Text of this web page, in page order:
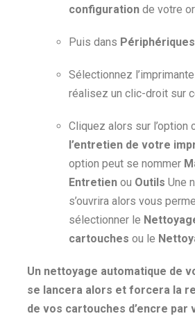
configuration de votre
Puis dans
Sélectionnez
réalisez un clic-droit sur
Cliquez alors sur l’option
l’entretien de votre
option peut se nommer
Entretien ou Outils Une
s’ouvrira alors vous
sélectionner le
cartouches ou le
Un nettoyage automatique de
se lancera alors et forcera la
de vos cartouches d’encre par